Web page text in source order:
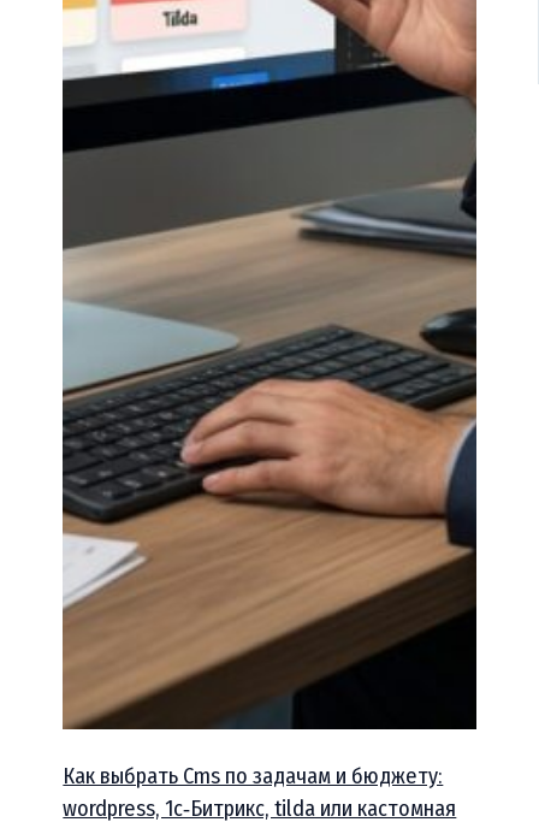
Как выбрать Cms по задачам и бюджету:
wordpress, 1c‑Битрикс, tilda или кастомная